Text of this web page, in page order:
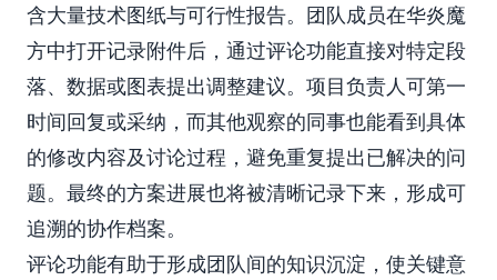
含大量技术图纸与可行性报告。团队成员在华炎魔
方中打开记录附件后，通过评论功能直接对特定段
落、数据或图表提出调整建议。项目负责人可第一
时间回复或采纳，而其他观察的同事也能看到具体
的修改内容及讨论过程，避免重复提出已解决的问
题。最终的方案进展也将被清晰记录下来，形成可
追溯的协作档案。
评论功能有助于形成团队间的知识沉淀，使关键意